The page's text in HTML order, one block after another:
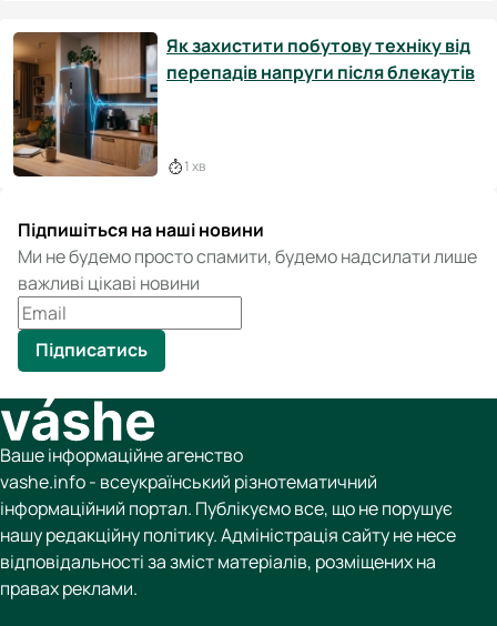
Як захистити побутову техніку від
перепадів напруги після блекаутів
1 хв
Підпишіться на наші новини
Ми не будемо просто спамити, будемо надсилати лише
важливі цікаві новини
Підписатись
Ваше інформаційне агенство
vashe.info - всеукраїнський різнотематичний
інформаційний портал. Публікуємо все, що не порушує
нашу редакційну політику. Адміністрація сайту не несе
відповідальності за зміст матеріалів, розміщених на
правах реклами.